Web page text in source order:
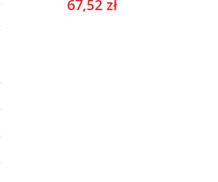
67,52 zł